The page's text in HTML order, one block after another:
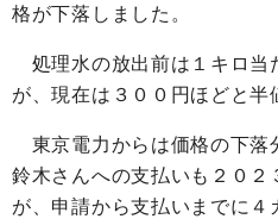
格が下落しました。
処理水の放出前は１キロ当
が、現在は３００円ほどと半
東京電力からは価格の下落
鈴木さんへの支払いも２０２
が、申請から支払いまでに